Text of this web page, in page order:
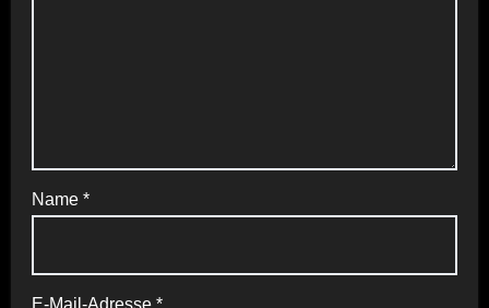
Name *
E-Mail-Adresse *